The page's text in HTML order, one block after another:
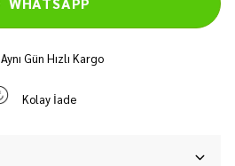
Aynı Gün Hızlı Kargo
Kolay İade